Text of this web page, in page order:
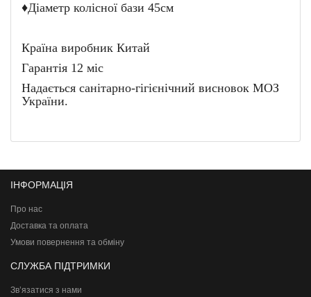
♦Діаметр колісної бази 45см
Країна виробник Китай
Гарантія 12 міс
Надається санітарно-гігієнічний висновок МОЗ
України.
ІНФОРМАЦІЯ
Про нас
Доставка та оплата
Умови повернення та обміну
СЛУЖБА ПІДТРИМКИ
Зв’язатися з нами